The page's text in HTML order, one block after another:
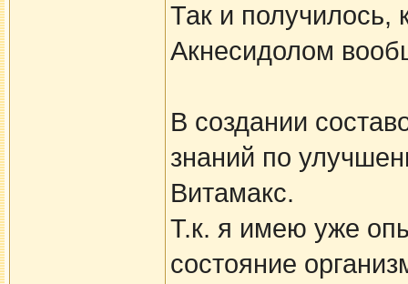
Так и получилось,
Акнесидолом
В создании
знаний по
Витамакс.
Т.к. я имею уже
состояние